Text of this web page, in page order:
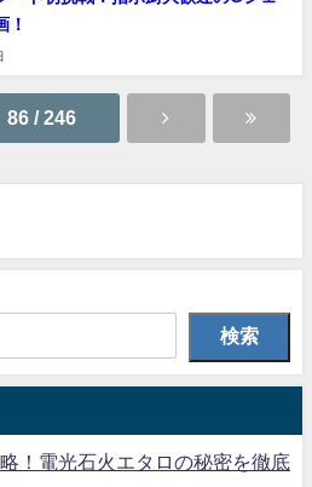
！
86 / 246
検索
！電光石火エタロの秘密を徹底